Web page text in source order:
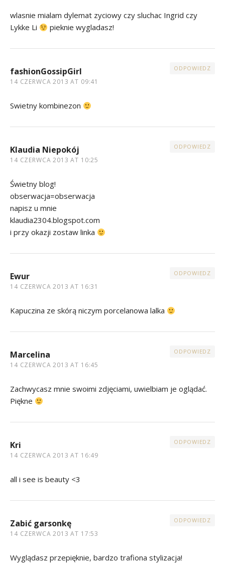
wlasnie mialam dylemat zyciowy czy sluchac Ingrid czy
Lykke Li
pieknie wygladasz!
fashionGossipGirl
14 CZERWCA 2013 AT 09:41
ODPOWIEDZ
Swietny kombinezon
Klaudia Niepokój
14 CZERWCA 2013 AT 10:25
ODPOWIEDZ
Świetny blog!
obserwacja=obserwacja
napisz u mnie
klaudia2304.blogspot.com
i przy okazji zostaw linka
Ewur
14 CZERWCA 2013 AT 16:31
ODPOWIEDZ
Kapuczina ze skórą niczym porcelanowa lalka
Marcelina
14 CZERWCA 2013 AT 16:45
ODPOWIEDZ
Zachwycasz mnie swoimi zdjęciami, uwielbiam je oglądać.
Piękne
Kri
14 CZERWCA 2013 AT 16:49
ODPOWIEDZ
all i see is beauty <3
Zabić garsonkę
14 CZERWCA 2013 AT 17:53
ODPOWIEDZ
Wyglądasz przepięknie, bardzo trafiona stylizacja!